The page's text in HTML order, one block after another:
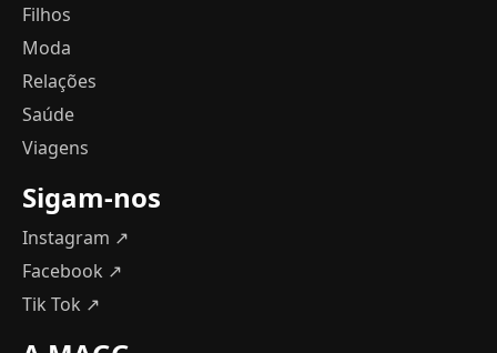
Filhos
Moda
Relações
Saúde
Viagens
Sigam-nos
Instagram ↗
Facebook ↗
Tik Tok ↗